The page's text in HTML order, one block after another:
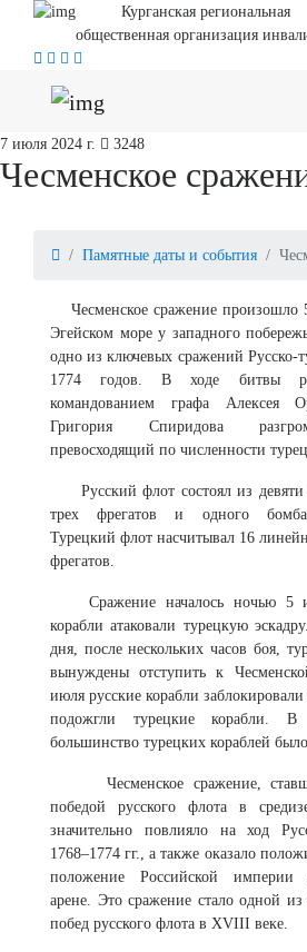
Курганская региональная
общественная организация
7 июля 2024 г. 3248
Чесменское
Памятные даты и события
Чесменское сражение произошло
Эгейском море у западного
одно из ключевых сражений Русско-
1774 годов. В ходе битвы
командованием графа Алексея
Григория Спиридова
превосходящий по численности
Русский флот состоял из девяти
трех фрегатов и одного
Турецкий флот насчитывал 16
фрегатов.
Сражение началось ночью 5
корабли атаковали турецкую
дня, после нескольких часов боя,
вынуждены отступить к
июля русские корабли
подожгли турецкие корабли. В
большинство турецких кораблей
Чесменское сражение,
победой русского флота в
значительно повлияло на ход
1768–1774 гг., а также оказало
положение Российской империи
арене. Это сражение стало одной
побед русского флота в XVIII веке.